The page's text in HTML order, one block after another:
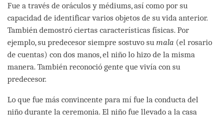
Fue a través de oráculos y médiums, así como por su
capacidad de identificar varios objetos de su vida anterior.
También demostró ciertas características físicas. Por
ejemplo, su predecesor siempre sostuvo su mala (el rosario
de cuentas) con dos manos, el niño lo hizo de la misma
manera. También reconoció gente que vivía con su
predecesor.
Lo que fue más convincente para mí fue la conducta del
niño durante la ceremonia. El niño fue llevado a la casa